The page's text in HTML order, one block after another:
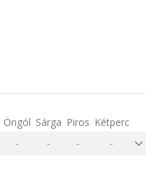
Öngól Sárga Piros Kétperc
- - - -